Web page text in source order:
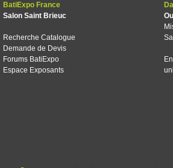
BatiExpo France
Salon Saint Brieuc
Recherche Catalogue
Demande de Devis
Forums BatiExpo
Espace Exposants